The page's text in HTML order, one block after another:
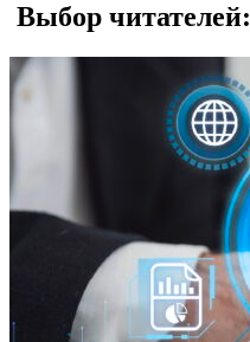
Выбор читателей: